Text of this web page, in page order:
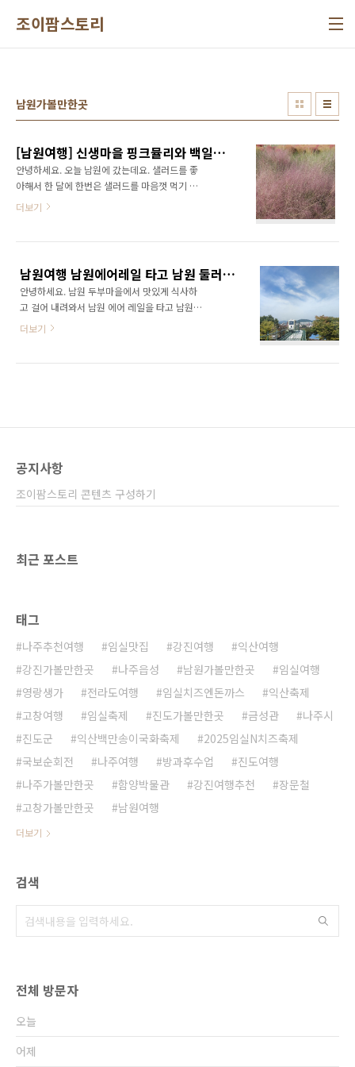
조이팜스토리
남원가볼만한곳
[남원여행] 신생마을 핑크뮬리와 백일홍, 댑싸리, 억새 가족여행
안녕하세요. 오늘 남원에 갔는데요. 샐러드를 좋
아해서 한 달에 한번은 샐러드를 마음껏 먹기 위
해 캔싱턴리조트에 있는 애슐리 퀸즈를 가는데
람들이 허탕치고 돌아가더라고요. 좀 이상했어
요. 그래서 남원 시내에서 점심을 먹고, 신생마을
핑큐물리 보러갔습니다. 아직 네이버에서 신생
마을 핑크뮬리 치면 검색이 되지 않기 때문에 제
이후 오늘 다시 방문했습니다. 남원시에서 길가
더보기
남원여행 남원에어레일 타고 남원 둘러보기 50분의 추억
안녕하세요. 남원 두부마을에서 맛있게 식사하
고 걸어 내려와서 남원 에어 레일을 타고 남원관
광단지를 한 바퀴 돌아봤습니다. 어머니가 다리
요. 남원 에어 레일은 8명이 탑승할 수 있습니다.
씨가 무척 더운데요. 타면서 에어컨 켜달라고 하
더보기
공지사항
조이팜스토리 콘텐츠 구성하기
최근 포스트
태그
나주추천여행 임실맛집 강진여행
익산여행
강진가볼만한곳
나주읍성 남원가볼만한곳
임실여행
영랑생가
전라도여행 임실치즈엔돈까스
익산축제
고창여행
임실축제 진도가볼만한곳 금성관
나주시
진도군
익산백만송이국화축제
2025임실N치즈축제
국보순회전
나주여행 방과후수업
진도여행
나주가볼만한곳
함양박물관 강진여행추천
장문철
고창가볼만한곳
남원여행
더보기
검색
전체 방문자
오늘
어제